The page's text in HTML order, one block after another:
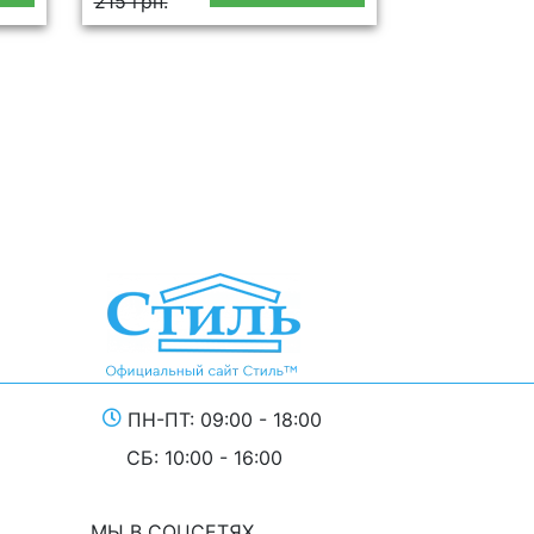
ПН-ПТ: 09:00 - 18:00
СБ: 10:00 - 16:00